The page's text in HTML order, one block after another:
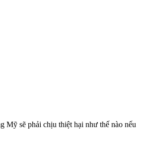
Mỹ sẽ phải chịu thiệt hại như thế nào nếu